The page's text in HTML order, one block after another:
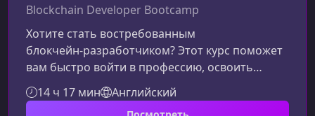
Blockchain Developer Bootcamp
Хотите стать востребованным
блокчейн‑разработчиком? Этот курс поможет
вам быстро войти в профессию, освоить
практические навыки и собрать сильное
портфолио, чтобы уверенно выйти на рынок
14 ч 17 мин Английский